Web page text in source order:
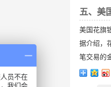
五、美
美国花旗
据介绍，
笔交易的
员不在